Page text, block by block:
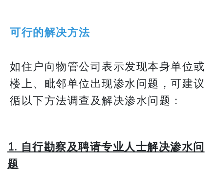
可行的解决方法
如住户向物管公司表示发现本身单位或
楼上、毗邻单位出现渗水问题，可建议
循以下方法调查及解决渗水问题：
1. 自行勘察及聘请专业人士解决渗水问
题